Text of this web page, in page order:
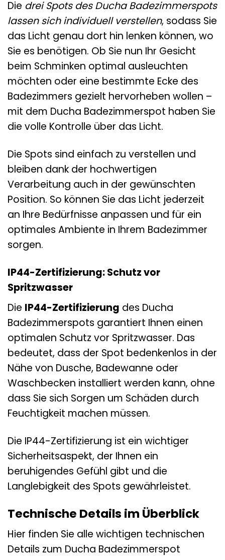
Die drei Spots des Ducha Badezimmerspots
lassen sich individuell verstellen, sodass Sie
das Licht genau dort hin lenken können, wo
Sie es benötigen. Ob Sie nun Ihr Gesicht
beim Schminken optimal ausleuchten
möchten oder eine bestimmte Ecke des
Badezimmers gezielt hervorheben wollen –
mit dem Ducha Badezimmerspot haben Sie
die volle Kontrolle über das Licht.
Die Spots sind einfach zu verstellen und
bleiben dank der hochwertigen
Verarbeitung auch in der gewünschten
Position. So können Sie das Licht jederzeit
an Ihre Bedürfnisse anpassen und für ein
optimales Ambiente in Ihrem Badezimmer
sorgen.
IP44-Zertifizierung: Schutz vor
Spritzwasser
Die IP44-Zertifizierung des Ducha
Badezimmerspots garantiert Ihnen einen
optimalen Schutz vor Spritzwasser. Das
bedeutet, dass der Spot bedenkenlos in der
Nähe von Dusche, Badewanne oder
Waschbecken installiert werden kann, ohne
dass Sie sich Sorgen um Schäden durch
Feuchtigkeit machen müssen.
Die IP44-Zertifizierung ist ein wichtiger
Sicherheitsaspekt, der Ihnen ein
beruhigendes Gefühl gibt und die
Langlebigkeit des Spots gewährleistet.
Technische Details im Überblick
Hier finden Sie alle wichtigen technischen
Details zum Ducha Badezimmerspot